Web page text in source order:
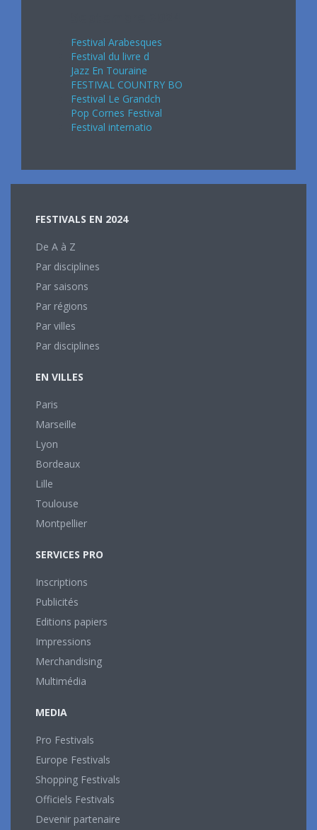
Festival Arabesques
Festival du livre d
Jazz En Touraine
FESTIVAL COUNTRY BO
Festival Le Grandch
Pop Cornes Festival
Festival internatio
FESTIVALS EN 2024
De A à Z
Par disciplines
Par saisons
Par régions
Par villes
Par disciplines
EN VILLES
Paris
Marseille
Lyon
Bordeaux
Lille
Toulouse
Montpellier
SERVICES PRO
Inscriptions
Publicités
Editions papiers
Impressions
Merchandising
Multimédia
MEDIA
Pro Festivals
Europe Festivals
Shopping Festivals
Officiels Festivals
Devenir partenaire